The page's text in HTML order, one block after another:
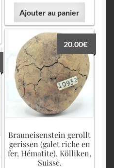
Ajouter au panier
Brauneisenstein gerollt
gerissen (galet riche en
fer, Hématite), Kölliken,
Suisse.
20.00€